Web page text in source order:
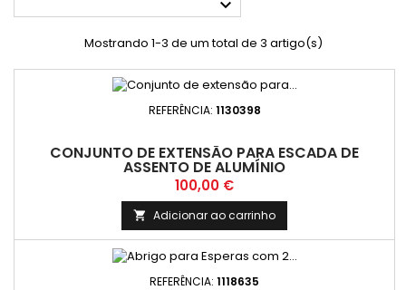

Mostrando 1-3 de um total de 3 artigo(s)
REFERÊNCIA: 1130398
CONJUNTO DE EXTENSÃO PARA ESCADA DE
ASSENTO DE ALUMÍNIO
Preço
100,00 €
 Adicionar ao carrinho
REFERÊNCIA: 1118635